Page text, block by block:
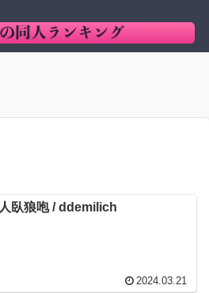
人臥狼咆 / ddemilich
2024.03.21